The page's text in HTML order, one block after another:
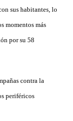
sus habitantes, lo
momentos más
por su 58
contra la
periféricos